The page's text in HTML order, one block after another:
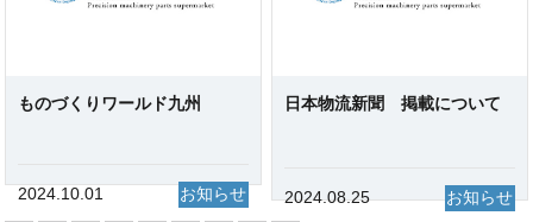
ものづくりワールド九州
2024.10.01 お知らせ
日本物流新聞 掲載について
2024.08.25 お知らせ